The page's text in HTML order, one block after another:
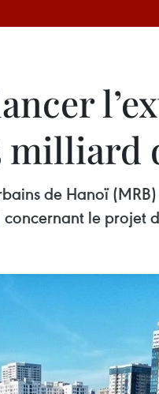
milliard
de Hanoï
le projet